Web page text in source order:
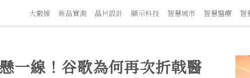
一線！谷歌為何再次折戟醫
大數據 新品實測 晶片設計 顯示科技 智慧城市 智慧醫療 智慧